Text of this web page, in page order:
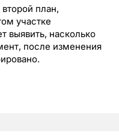
план,
участке
выявить, насколько
после изменения